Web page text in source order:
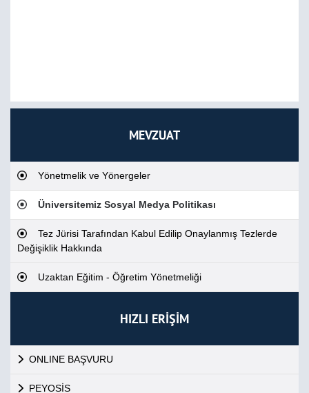
MEVZUAT
Yönetmelik ve Yönergeler
Üniversitemiz Sosyal Medya Politikası
Tez Jürisi Tarafından Kabul Edilip Onaylanmış Tezlerde
Değişiklik Hakkında
Uzaktan Eğitim - Öğretim Yönetmeliği
HIZLI ERİŞİM
ONLINE BAŞVURU
PEYOSİS